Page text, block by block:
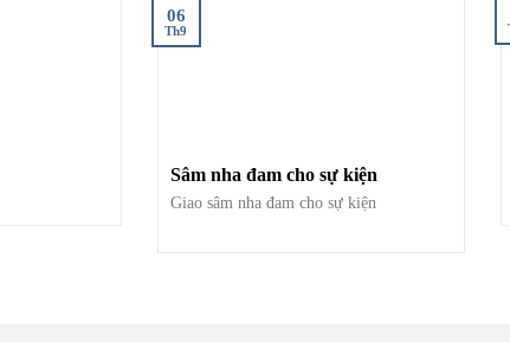
Sâm nha đam cho sự kiện
Giao sâm nha đam cho sự kiện
06
Th9